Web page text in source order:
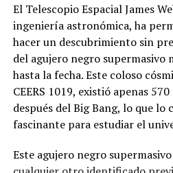
El Telescopio Espacial James
ingeniería astronómica, ha
hacer un descubrimiento sin
del agujero negro supermasivo
hasta la fecha. Este coloso
CEERS 1019, existió apenas
después del Big Bang, lo que
fascinante para estudiar el
Este agujero negro